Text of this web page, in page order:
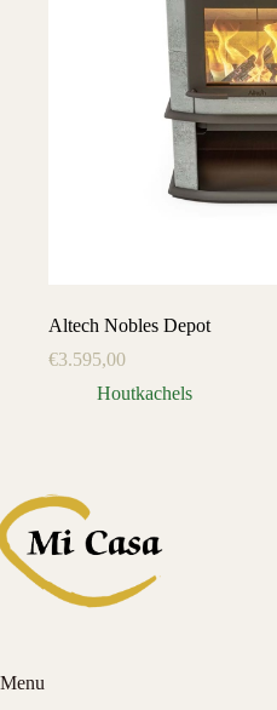
Altech Nobles Depot
€3.595,00
Houtkachels
Menu